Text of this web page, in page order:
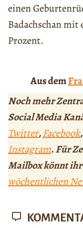
einen
Badachschan mit
Prozent.
Aus dem
Noch mehr
Social Media
Twitter,Facebook,
Instagram. Für
Mailbox könnt ihr
wöchentlichen